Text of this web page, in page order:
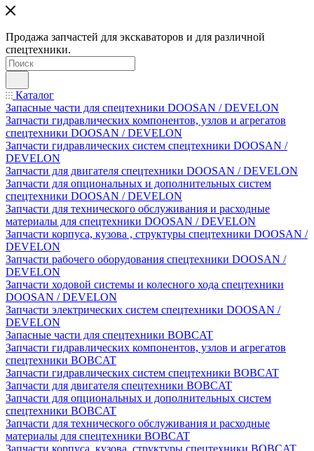
Продажа запчастей для экскаваторов и для различной
спецтехники.
Каталог
Запасные части для спецтехники DOOSAN / DEVELON
Запчасти гидравлических компонентов, узлов и агрегатов
спецтехники DOOSAN / DEVELON
Запчасти гидравлических систем спецтехники DOOSAN /
DEVELON
Запчасти для двигателя спецтехники DOOSAN / DEVELON
Запчасти для опциональных и дополнительных систем
спецтехники DOOSAN / DEVELON
Запчасти для технического обслуживания и расходные
материалы для спецтехники DOOSAN / DEVELON
Запчасти корпуса, кузова , структуры спецтехники DOOSAN /
DEVELON
Запчасти рабочего оборудования спецтехники DOOSAN /
DEVELON
Запчасти ходовой системы и колесного хода спецтехники
DOOSAN / DEVELON
Запчасти электрических систем спецтехники DOOSAN /
DEVELON
Запасные части для спецтехники BOBCAT
Запчасти гидравлических компонентов, узлов и агрегатов
спецтехники BOBCAT
Запчасти гидравлических систем спецтехники BOBCAT
Запчасти для двигателя спецтехники BOBCAT
Запчасти для опциональных и дополнительных систем
спецтехники BOBCAT
Запчасти для технического обслуживания и расходные
материалы для спецтехники BOBCAT
Запчасти корпуса, кузова, структуры спецтехники BOBCAT